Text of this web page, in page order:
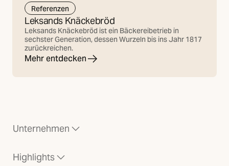
Referenzen
Leksands Knäckebröd
Leksands Knäckebröd ist ein Bäckereibetrieb in
sechster Generation, dessen Wurzeln bis ins Jahr 1817
zurückreichen.
Mehr entdecken
Unternehmen
Highlights